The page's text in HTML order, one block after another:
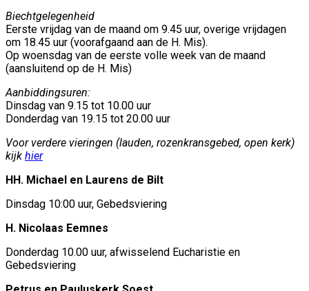
Biechtgelegenheid
Eerste vrijdag van de maand om 9.45 uur, overige vrijdagen
om 18.45 uur (voorafgaand aan de H. Mis).
Op woensdag van de eerste volle week van de maand
(aansluitend op de H. Mis)
Aanbiddingsuren:
Dinsdag van 9.15 tot 10.00 uur
Donderdag van 19.15 tot 20.00 uur
Voor verdere vieringen (lauden, rozenkransgebed, open kerk)
kijk hier
HH. Michael en Laurens de Bilt
Dinsdag 10:00 uur, Gebedsviering
H. Nicolaas Eemnes
Donderdag 10.00 uur, afwisselend Eucharistie en
Gebedsviering